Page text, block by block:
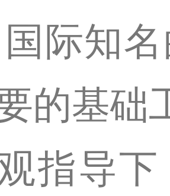
际知
的基础
指导下